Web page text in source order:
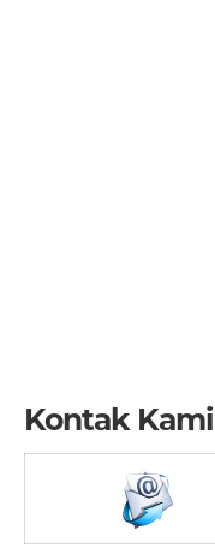
Kontak Kami